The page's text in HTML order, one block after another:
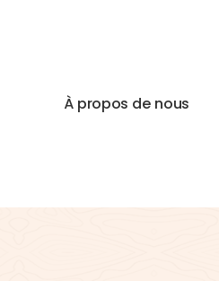
À propos de nous